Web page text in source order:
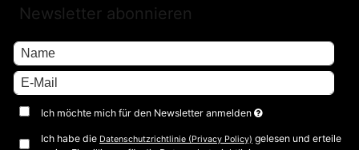
Newsletter abonnieren
Ich möchte mich für den Newsletter anmelden
Ich habe die Datenschutzrichtlinie (Privacy Policy) gelesen und erteile